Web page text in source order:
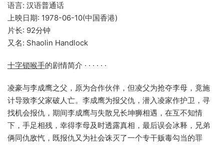
语言: 汉语普通话
上映日期: 1978-06-10(中国香港)
片长: 92分钟
又名: Shaolin Handlock
十字锁喉手的剧情简介 · · · · · ·
凌豪与李成鹰之父，原为合作伙伴，但凌父为抢夺李母，竟施
计导致李父家破人亡。李成鹰为报父仇，潜入凌家作护卫，寻
找机会报仇，期间李成鹰与失散兄长坤狮相遇，在互不知情
下，手足相残，幸得李母及时透露真相，最后误会冰释，兄弟
俩同仇敌忾，既报仇又为社会诛灭了一个专干贩毒勾当的罪